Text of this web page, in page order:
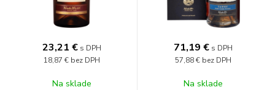
23,21 € s DPH
18,87 € bez DPH
Na sklade
71,19 € s DPH
57,88 € bez DPH
Na sklade